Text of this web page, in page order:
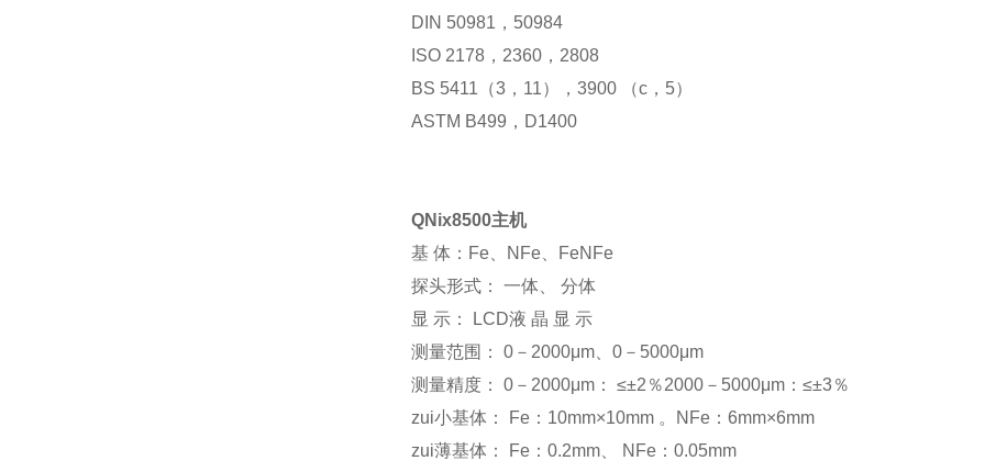
DIN 50981，50984
ISO 2178，2360，2808
BS 5411（3，11），3900 （c，5）
ASTM B499，D1400
QNix8500主机
基 体：Fe、NFe、FeNFe
探头形式： 一体、 分体
显 示： LCD液 晶 显 示
测量范围： 0－2000μm、0－5000μm
测量精度： 0－2000μm： ≤±2％2000－5000μm：≤±3％
zui小基体： Fe：10mm×10mm 。NFe：6mm×6mm
zui薄基体： Fe：0.2mm、 NFe：0.05mm